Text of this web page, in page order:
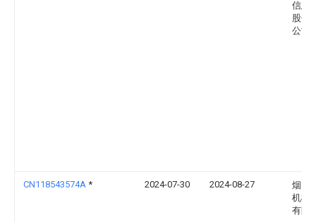
信息
股份
公司
CN118543574A * 2024-07-30 2024-08-27
烟台
机械
有限